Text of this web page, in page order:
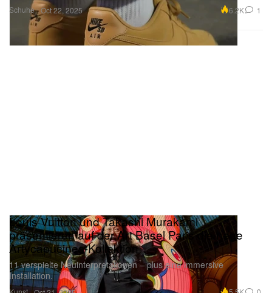
Schuhe Oct 22, 2025 6.2K 1
Louis Vuitton und Takashi Murakami
präsentieren auf der Art Basel Paris die neue
Artycapucines-Kollektion
11 verspielte Neuinterpretationen – plus eine immersive
Installation.